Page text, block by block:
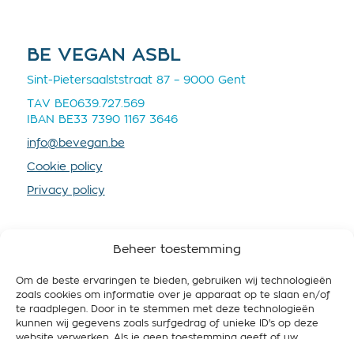
Beheer toestemming
Om de beste ervaringen te bieden, gebruiken wij technologieën
zoals cookies om informatie over je apparaat op te slaan en/of
te raadplegen. Door in te stemmen met deze technologieën
kunnen wij gegevens zoals surfgedrag of unieke ID's op deze
BE VEGAN ASBL
Sint-Pietersaalststraat 87 – 9000 Gent
TAV BE0639.727.569
IBAN BE33 7390 1167 3646
info@bevegan.be
Cookie policy
Privacy policy
SOUTENEZ-NOUS
En devenant membre vous nous fournissez plus de
ressources, afin que nous puissions mieux